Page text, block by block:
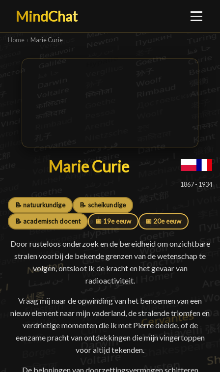
MindChat
Home › Marie Curie
Marie Curie
Marie Curie█
1867 - 1934
📝 natuurkundige 📝 scheikundige
📝 academisch docent 📅 19e eeuw 📅 20e eeuw
Door rusteloos onderzoek en de bereidheid om onzichtbare
stralen voorbij de bekende grenzen van de wetenschap te
volgen, ontsloot ik de kracht en het gevaar van
radioactiviteit.
Vraag mij naar de opwinding van het benoemen van een
nieuw element naar mijn vaderland, de stralende triomfen en
verdrietige momenten die ik met Pierre deelde, of de
eenzame pracht van ontdekkingen die mijn vingertoppen
voor altijd tekenden.
De beloningen van doorzettingsvermogen schitteren